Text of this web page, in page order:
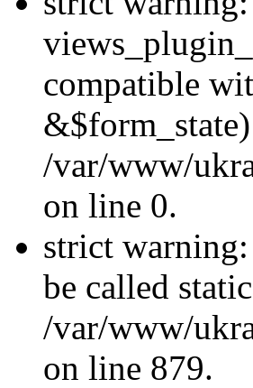
compatible
/var/www/
on line 0.
strict
be called
/var/www/
on line 879.